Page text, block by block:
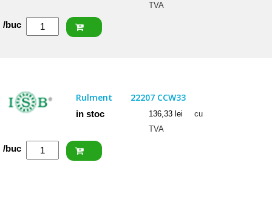
TVA
Cantitate
NACHI
C3
/buc
Rulment 22207 CCW33
in stoc 136,33 lei
cu
TVA
Cantitate
/buc